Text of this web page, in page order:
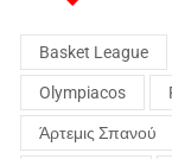
Basket League
Olympiacos
Άρτεμις Σπανού